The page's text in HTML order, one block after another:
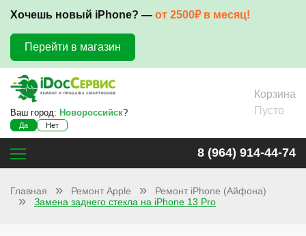
Хочешь новый iPhone? — от 2500₽ в месяц!
Перейти в магазин
Ваш город: Новороссийск?
Да Нет
Корзина
Пусто
8 (964) 914-44-74
Главная Ремонт Apple
Ремонт iPhone (Айфона)
Замена заднего стекла на iPhone 13 Pro